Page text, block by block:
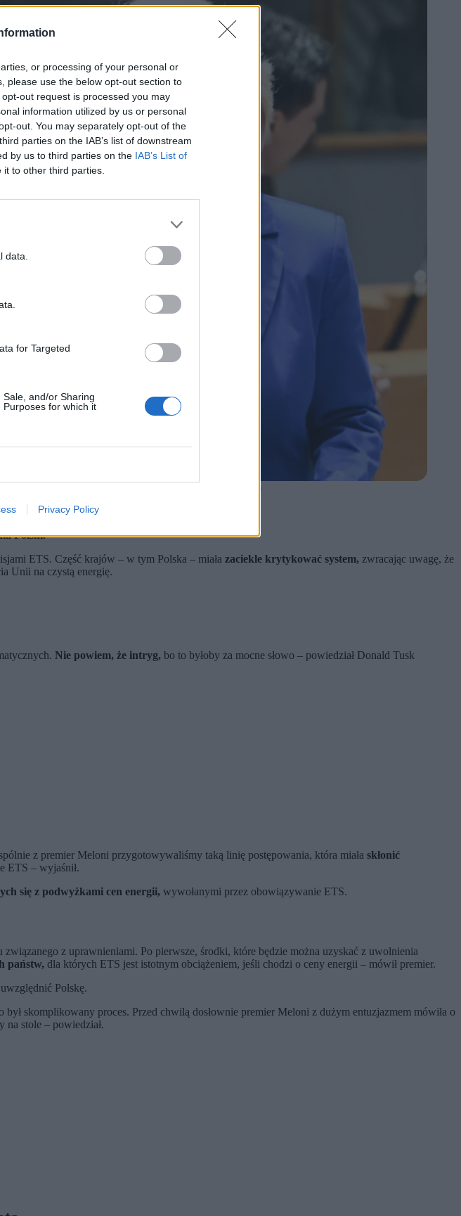
or processing of your personal or
please use the below opt-out section to
out request is processed you may
information utilized by us or personal
out. You may separately opt-out of the
parties on the IAB’s list of downstream
by us to third parties on the IAB’s List of
to other third parties.
data.
for Targeted
and/or Sharing
for which it
Privacy Policy
posiedzenia Rady Europejskiej w Brukseli. (fot. Wiktor Dąbkowski / PAP)
i „działaniach dyplomatycznych”.
Polski.
ETS. Część krajów – w tym Polska – miała zaciekle krytykować system, zwracając uwagę, że
Unii na czystą energię.
Nie powiem, że intryg, bo to byłoby za mocne słowo – powiedział Donald Tusk
z premier Meloni przygotowywaliśmy taką linię postępowania, która miała skłonić
ETS – wyjaśnił.
się z podwyżkami cen energii, wywołanymi przez obowiązywanie ETS.
z uprawnieniami. Po pierwsze, środki, które będzie można uzyskać z uwolnienia
państw, dla których ETS jest istotnym obciążeniem, jeśli chodzi o ceny energii – mówił premier.
Polskę.
był skomplikowany proces. Przed chwilą dosłownie premier Meloni z dużym entuzjazmem mówiła o
na stole – powiedział.